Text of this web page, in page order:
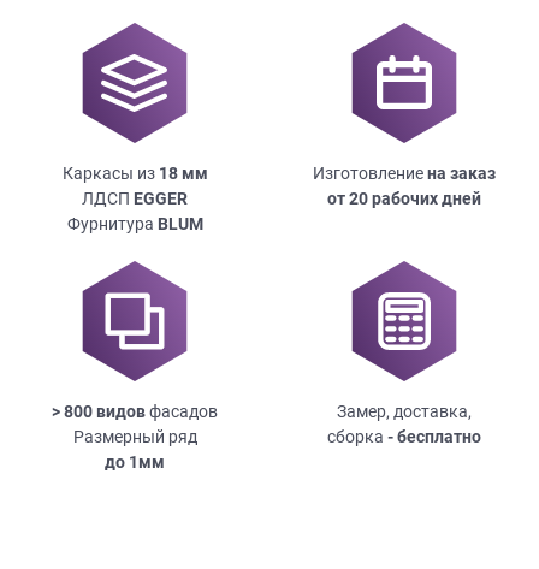
Каркасы из 18мм
ЛДСП EGGER
Фурнитура BLUM
Изготовлениена заказ
от 20 рабочих дней
> 800 видовфасадов
Размерный ряд
до 1мм
Замер, доставка,
сборка - бесплатно